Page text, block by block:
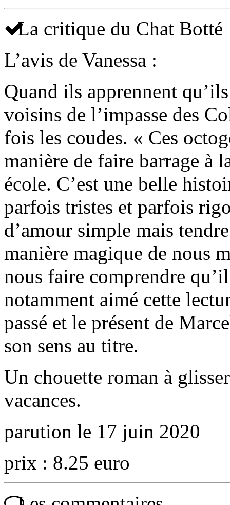
La critique du Chat Botté
L’avis de Vanessa :
Quand ils apprennent
voisins de l’impasse des
fois les coudes. « Ces
manière de faire barrage à
école. C’est une belle
parfois tristes et parfois
d’amour simple mais
manière magique de nous
nous faire comprendre
notamment aimé cette
passé et le présent de
son sens au titre.
Un chouette roman à
vacances.
parution le 17 juin 2020
prix : 8.25 euro